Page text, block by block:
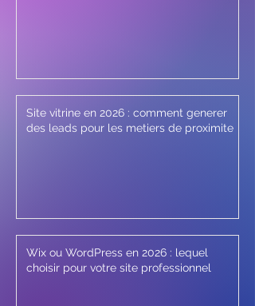
Site vitrine en 2026 : comment generer
des leads pour les metiers de proximite
Wix ou WordPress en 2026 : lequel
choisir pour votre site professionnel